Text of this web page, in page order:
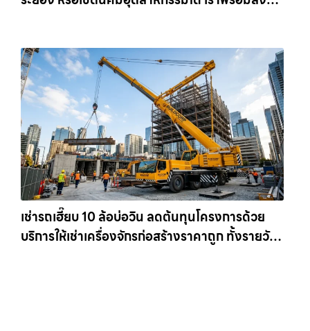
เช่ารถเฮี๊ยบ 10 ล้อบ่อวิน ลดต้นทุนโครงการด้วย
บริการให้เช่าเครื่องจักรก่อสร้างราคาถูก ทั้งรายวัน